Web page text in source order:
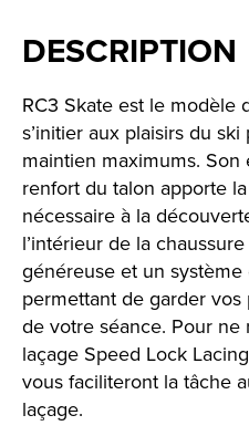
DESCRIPTION
RC3 Skate est le modèle
s’initier aux plaisirs du
maintien maximums.
renfort du talon apporte
nécessaire à la
l’intérieur de la
généreuse et un
permettant de garder
de votre séance. Pour
laçage Speed Lock
vous faciliteront la tâche
laçage.